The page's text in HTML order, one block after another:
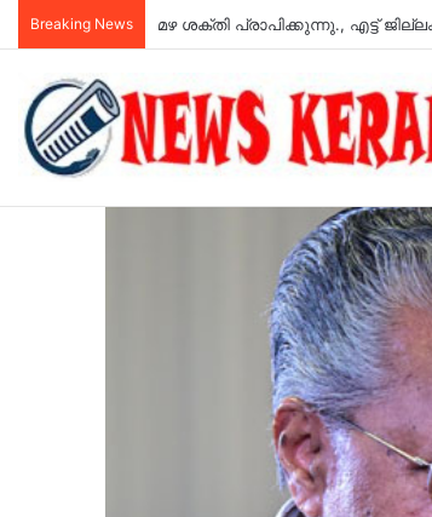
Breaking News അഞ്ച് വര്‍ഷം, പ്രധാനമന്ത്രിയുടെ